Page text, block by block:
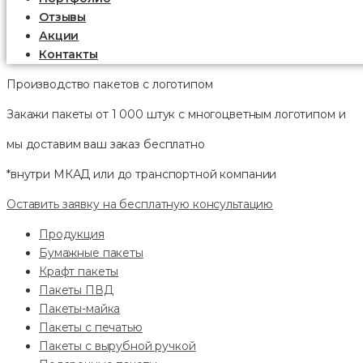
Отзывы
Акции
Контакты
Производство пакетов с логотипом
Закажи пакеты от 1 000 штук с многоцветным логотипом и
мы доставим ваш заказ бесплатно
*внутри МКАД или до транспортной компании
Оставить заявку на бесплатную консультацию
Продукция
Бумажные пакеты
Крафт пакеты
Пакеты ПВД
Пакеты-майка
Пакеты с печатью
Пакеты с вырубной ручкой